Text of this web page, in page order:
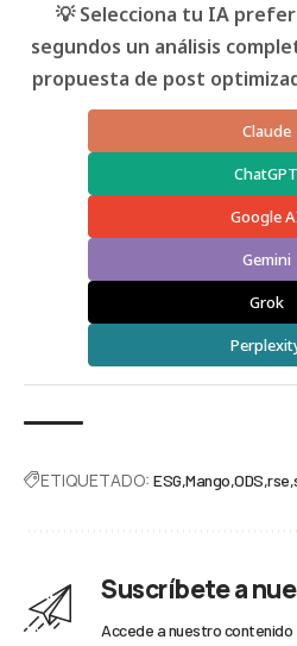
💡 Selecciona tu IA
segundos un análisis
propuesta de post
Claude
ChatGPT
Google
Gemini
Grok
ETIQUETADO: ESG Mango ODS rse
Suscríbete a
Accede a nuestro contenido